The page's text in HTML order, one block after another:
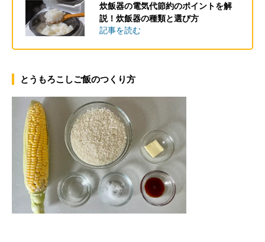
炊飯器の電気代節約のポイントを解
説！炊飯器の種類と選び方
記事を読む
とうもろこしご飯のつくり方